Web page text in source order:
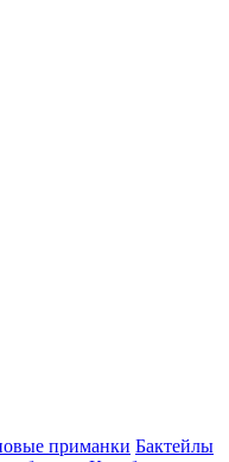
приманки Бактейлы